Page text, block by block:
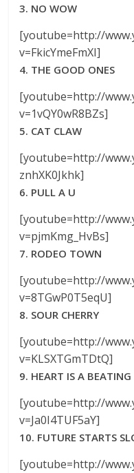
3. NO WOW
[youtube=http://
v=FkicYmeFmXI]
4. THE GOOD ONES
[youtube=http://
v=1vQY0wR8BZs]
5. CAT CLAW
[youtube=http://
znhXK0Jkhk]
6. PULL A U
[youtube=http://
v=pjmKmg_HvBs]
7. RODEO TOWN
[youtube=http://
v=8TGwP0T5eqU]
8. SOUR CHERRY
[youtube=http://
v=KLSXTGmTDtQ]
9. HEART IS A
[youtube=http://
v=Ja0I4TUF5aY]
10. FUTURE STARTS
[youtube=http://